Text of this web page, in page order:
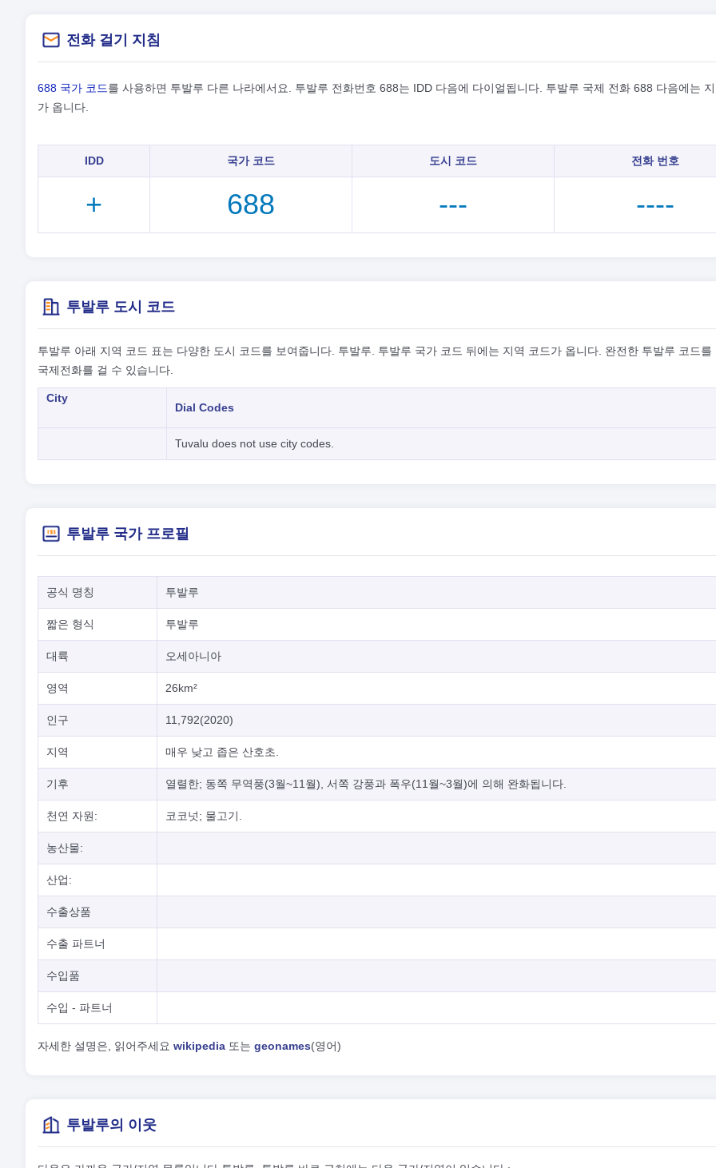
전화 걸기 지침
688 국가 코드를 사용하면 투발루 다른 나라에서요. 투발루 전화번호 688는 IDD 다음에 다이얼됩니다. 투발루 국제 전화 688 다음에는
가 옵니다.
IDD 국가 코드 도시 코드 전화 번호
+ 688 --- ----
투발루 도시 코드
투발루 아래 지역 코드 표는 다양한 도시 코드를 보여줍니다. 투발루. 투발루 국가 코드 뒤에는 지역 코드가 옵니다. 완전한 투발루 코드를
국제전화를 걸 수 있습니다.
City
Dial Codes
Tuvalu does not use city codes.
투발루 국가 프로필
공식 명칭 투발루
짧은 형식 투발루
대륙 오세아니아
영역 26km²
인구 11,792(2020)
지역 매우 낮고 좁은 산호초.
기후 열렬한; 동쪽 무역풍(3월~11월), 서쪽 강풍과 폭우(11월~3월)에 의해 완화됩니다.
천연 자원: 코코넛; 물고기.
농산물:
산업:
수출상품
수출 파트너
수입품
수입 - 파트너
자세한 설명은, 읽어주세요 wikipedia 또는 geonames(영어)
투발루의 이웃